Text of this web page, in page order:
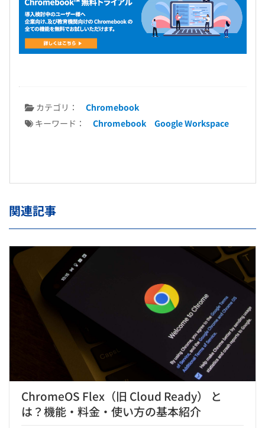
カテゴリ：
Chromebook
キーワード：
Chromebook Google Workspace
関連記事
ChromeOS Flex（旧 Cloud Ready） と
は？機能・料金・使い方の基本紹介